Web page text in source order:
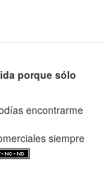
porque sólo
encontrarme
siempre